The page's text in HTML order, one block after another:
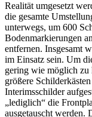
Realität umgesetzt
die gesamte
unterwegs, um 600
Bodenmarkierungen
entfernen. Insgesamt
im Einsatz sein. Um
gering wie möglich zu
größere
Interimsschilder
„lediglich“ die
ausgetauscht werden.